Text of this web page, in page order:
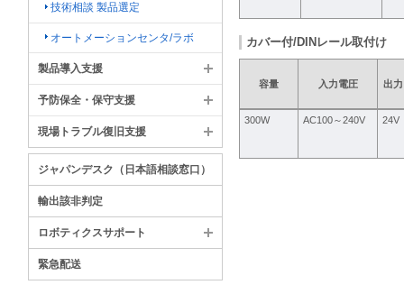
技術相談 製品選定
オートメーションセンタ/ラボ
製品導入支援
予防保全・保守支援
現場トラブル復旧支援
ジャパンデスク（日本語相談窓口）
輸出該非判定
ロボティクスサポート
緊急配送
カバー付/DINレール取付け
容量 入力電圧 出
300W AC100～240V 24V